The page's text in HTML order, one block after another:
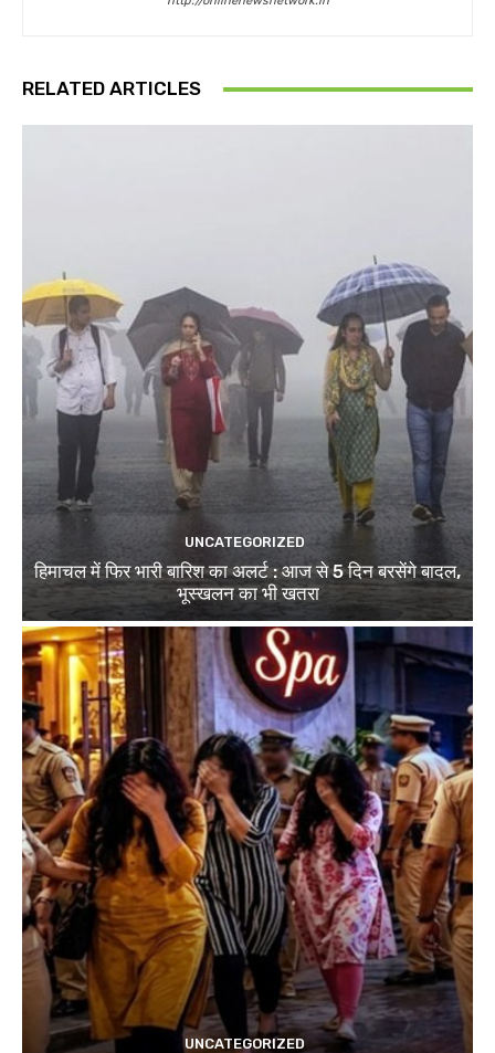
RELATED ARTICLES
UNCATEGORIZED
हिमाचल में फिर भारी बारिश का अलर्ट : आज से 5 दिन बरसेंगे बादल,
भूस्खलन का भी खतरा
UNCATEGORIZED